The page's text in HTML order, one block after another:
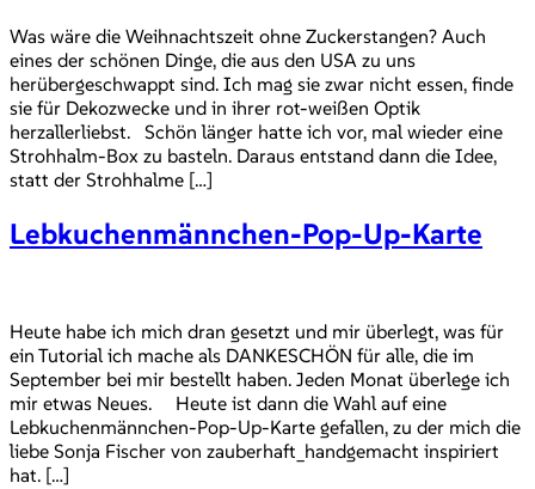
Was wäre die Weihnachtszeit ohne Zuckerstangen? Auch
eines der schönen Dinge, die aus den USA zu uns
herübergeschwappt sind. Ich mag sie zwar nicht essen, finde
sie für Dekozwecke und in ihrer rot-weißen Optik
herzallerliebst. Schön länger hatte ich vor, mal wieder eine
Strohhalm-Box zu basteln. Daraus entstand dann die Idee,
statt der Strohhalme […]
Lebkuchenmännchen-Pop-Up-Karte
Heute habe ich mich dran gesetzt und mir überlegt, was für
ein Tutorial ich mache als DANKESCHÖN für alle, die im
September bei mir bestellt haben. Jeden Monat überlege ich
mir etwas Neues. Heute ist dann die Wahl auf eine
Lebkuchenmännchen-Pop-Up-Karte gefallen, zu der mich die
liebe Sonja Fischer von zauberhaft_handgemacht inspiriert
hat. […]